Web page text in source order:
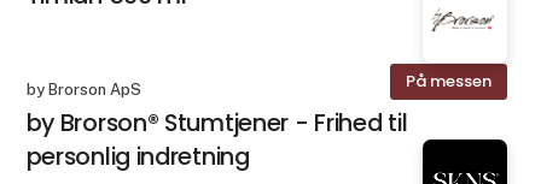
På messen
by Brorson ApS
by Brorson® Stumtjener - Frihed til
personlig indretning